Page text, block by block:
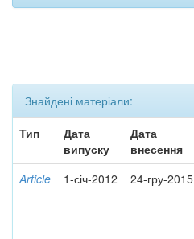
Знайдені матеріали:
Тип
Дата
випуску
Дата
внесення
Article 1-січ-2012 24-гру-2015